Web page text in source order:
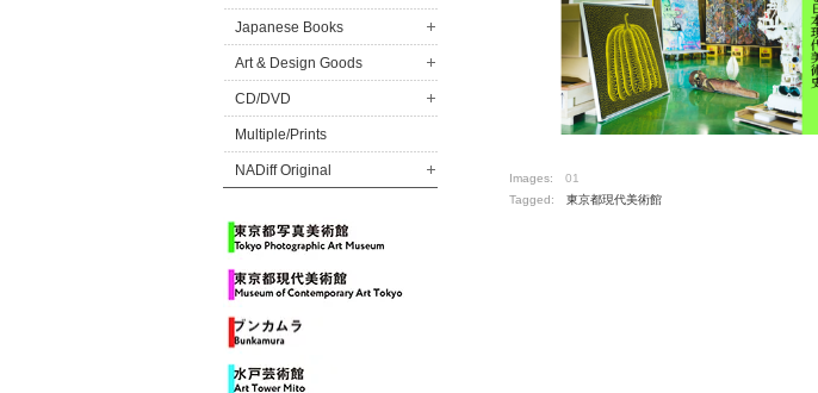
Japanese Books
Art & Design Goods
CD/DVD
Multiple/Prints
NADiff Original Images: 01
Tagged: 東京都現代美術館